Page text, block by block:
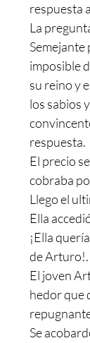
respuesta
La
imposible
su reino y
los sabios
respuesta.
El precio
cobraba
Llego el
Ella
¡Ella
de Arturo!.
El joven
hedor que
Se